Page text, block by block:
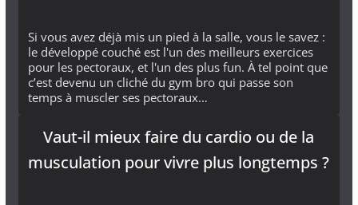
Si vous avez déjà mis un pied à la salle, vous le savez :
le développé couché est l'un des meilleurs exercices
pour les pectoraux, et l'un des plus fun. À tel point que
c’est devenu un cliché du gym bro qui passe son
temps à muscler ses pectoraux…
Vaut-il mieux faire du cardio ou de la
musculation pour vivre plus longtemps ?